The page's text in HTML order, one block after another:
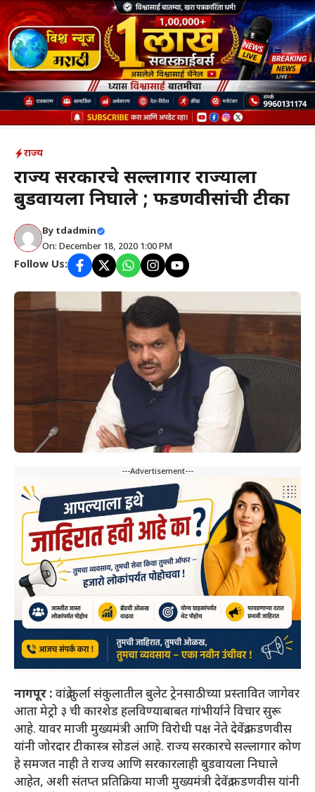
राज्य
राज्य सरकारचे सल्लागार राज्याला
बुडवायला निघाले ; फडणवीसांची टीका
By tdadmin
On: December 18, 2020 1:00 PM
Follow Us:
---Advertisement---
नागपूर : वांद्रे कुर्ला संकुलातील बुलेट ट्रेनसाठीच्या प्रस्तावित जागेवर
आता मेट्रो ३ ची कारशेड हलविण्याबाबत गांभीर्याने विचार सुरू
आहे. यावर माजी मुख्यमंत्री आणि विरोधी पक्ष नेते देवेंद्र फडणवीस
यांनी जोरदार टीकास्त्र सोडलं आहे. राज्य सरकारचे सल्लागार कोण
हे समजत नाही ते राज्य आणि सरकारलाही बुडवायला निघाले
आहेत, अशी संतप्त प्रतिक्रिया माजी मुख्यमंत्री देवेंद्र फडणवीस यांनी